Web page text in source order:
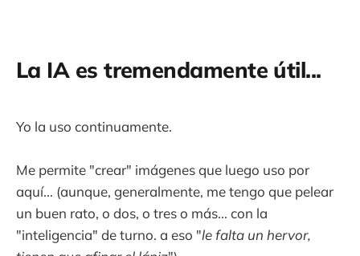
La IA es tremendamente útil...
Yo la uso continuamente.
Me permite "crear" imágenes que luego uso por
aquí... (aunque, generalmente, me tengo que pelear
un buen rato, o dos, o tres o más... con la
"inteligencia" de turno. a eso "le falta un hervor,